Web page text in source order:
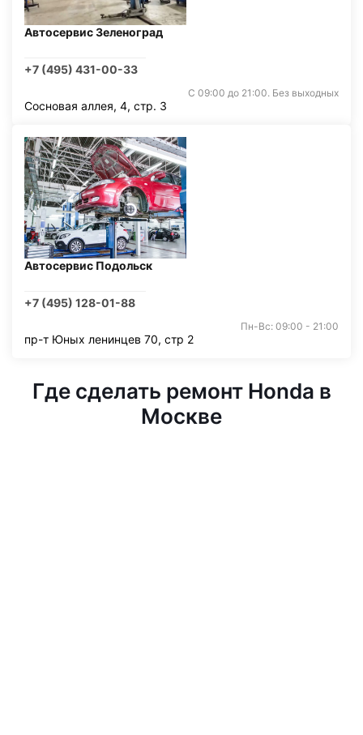
Автосервис Зеленоград
+7 (495) 431-00-33
С 09:00 до 21:00. Без выходных
Сосновая аллея, 4, стр. 3
Автосервис Подольск
+7 (495) 128-01-88
Пн-Вс: 09:00 - 21:00
пр-т Юных ленинцев 70, стр 2
Где сделать ремонт Honda в
Москве